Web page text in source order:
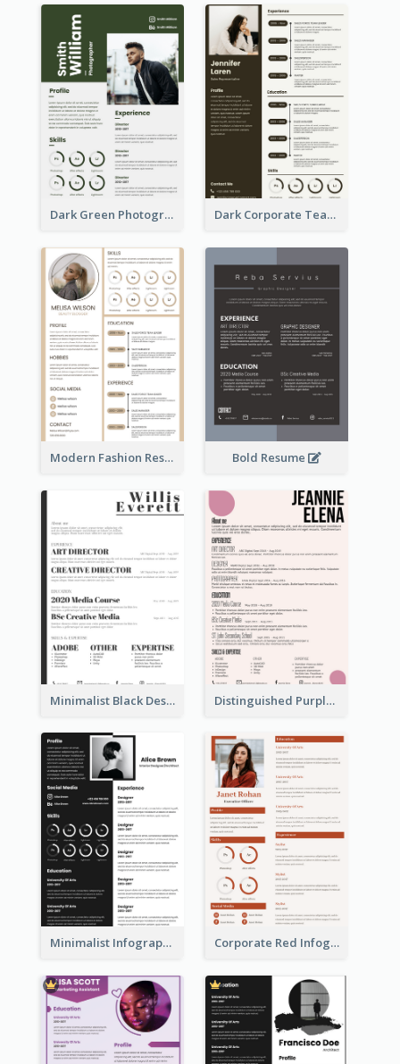
Dark Green Photographer Resume Dark Corporate Teacher Resume
Modern Fashion Resume Bold Resume
Minimalist Black Designer Resume Distinguished Purple Modern Resume
Minimalist Infographic Resume Corporate Red Infographic Resume